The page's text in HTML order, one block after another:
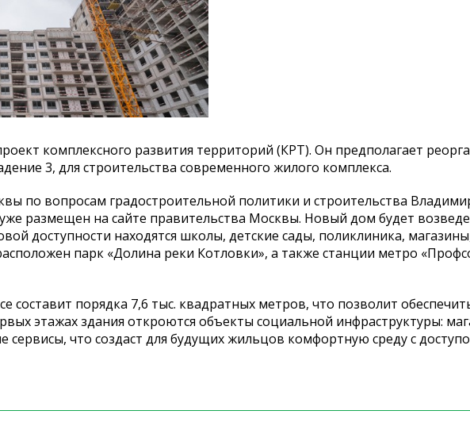
комплексного развития территорий (КРТ). Он предполагает
3, для строительства современного жилого комплекса.
по вопросам градостроительной политики и строительства
размещен на сайте правительства Москвы. Новый дом будет
доступности находятся школы, детские сады, поликлиника,
парк «Долина реки Котловки», а также станции метро «
составит порядка 7,6 тыс. квадратных метров, что позволит
этажах здания откроются объекты социальной инфраструктуры:
сервисы, что создаст для будущих жильцов комфортную среду с